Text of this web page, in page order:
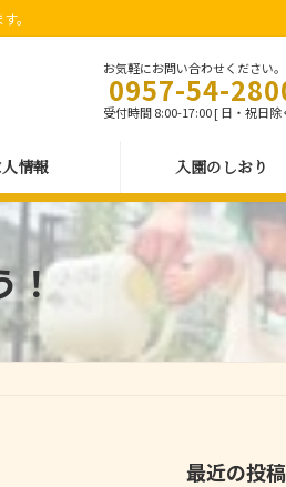
。
お気軽にお問い合わせください。
0957-54-
受付時間 8:00-17:00 [ 日・祝日除
情報 入園のしおり
！
最近の投稿